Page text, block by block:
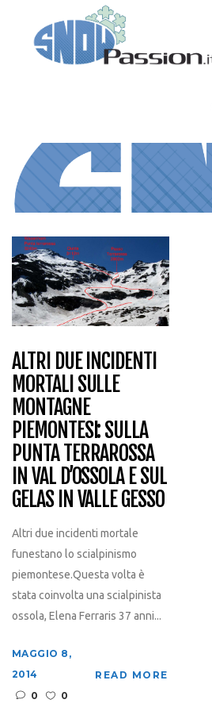
ALTRI DUE INCIDENTI
MORTALI SULLE
MONTAGNE
PIEMONTESI: SULLA
PUNTA TERRAROSSA
IN VAL D’OSSOLA E SUL
GELAS IN VALLE GESSO
Altri due incidenti mortale
funestano lo scialpinismo
piemontese.Questa volta è
stata coinvolta una scialpinista
ossola, Elena Ferraris 37 anni...
MAGGIO 8,
2014
0
0
READ MORE